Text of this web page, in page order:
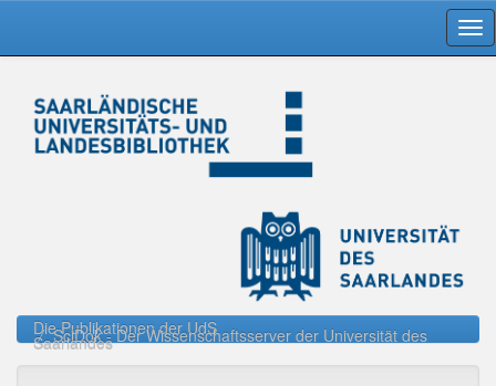
navigation
Die Publikationen der UdS
SciDok - Der Wissenschaftsserver der Universität des
Saarlandes